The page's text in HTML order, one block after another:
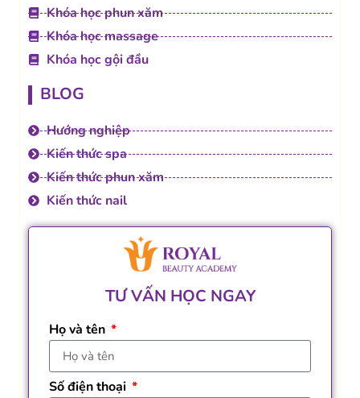
Khóa học phun xăm
Khóa học massage
Khóa học gội đầu
BLOG
Hướng nghiệp
Kiến thức spa
Kiến thức phun xăm
Kiến thức nail
TƯ VẤN HỌC NGAY
Họ và tên
Số điện thoại